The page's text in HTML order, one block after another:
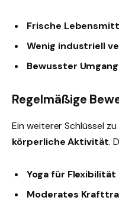
Frische
Wenig industriell
Bewusster
Regelmäßige
Ein weiterer Schlüssel
körperliche Aktivität.
Yoga für Flexibilität
Moderates